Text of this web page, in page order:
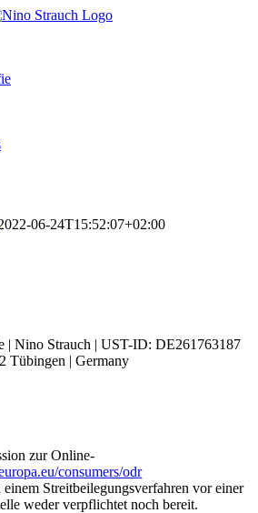
06-24T15:52:07+02:00
| Nino Strauch | UST-ID: DE261763187
Tübingen | Germany
zur Online-
consumers/odr
Streitbeilegungsverfahren vor einer
weder verpflichtet noch bereit.